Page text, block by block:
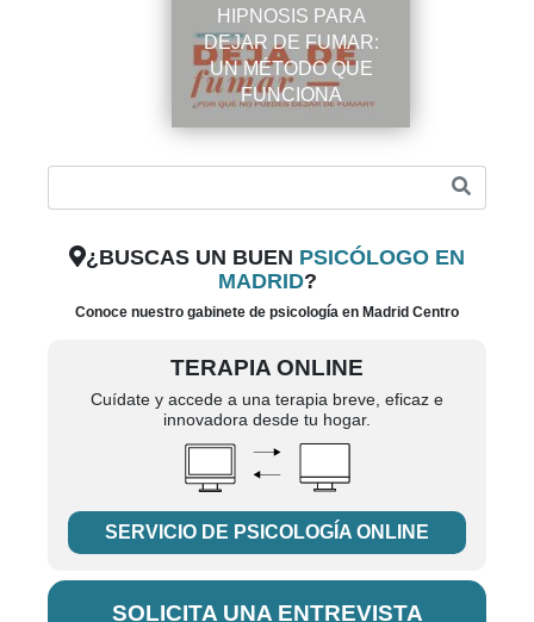
HIPNOSIS PARA
DEJAR DE FUMAR:
UN MÉTODO QUE
FUNCIONA
¿BUSCAS UN BUEN PSICÓLOGO EN
MADRID?
Conoce nuestro gabinete de psicología en Madrid Centro
TERAPIA ONLINE
Cuídate y accede a una terapia breve, eficaz e
innovadora desde tu hogar.
SERVICIO DE PSICOLOGÍA ONLINE
SOLICITA UNA ENTREVISTA